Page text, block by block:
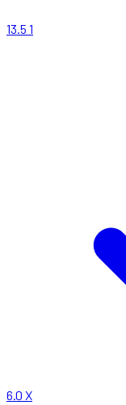
13.5 1
6.0 X